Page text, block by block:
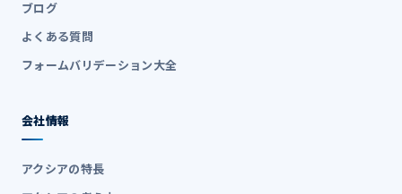
ブログ
よくある質問
フォームバリデーション大全
会社情報
アクシアの特長